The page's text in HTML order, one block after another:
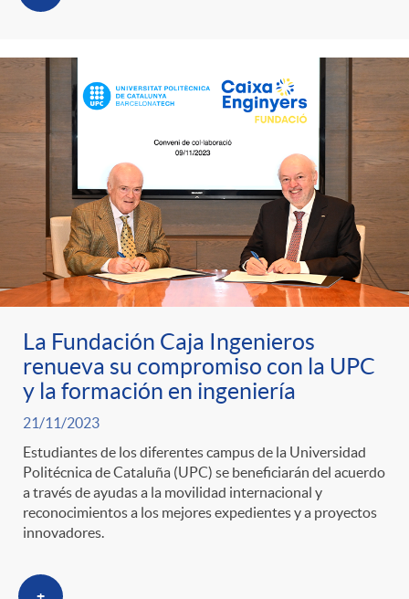
La Fundación Caja Ingenieros
renueva su compromiso con la UPC
y la formación en ingeniería
21/11/2023
Estudiantes de los diferentes campus de la Universidad
Politécnica de Cataluña (UPC) se beneficiarán del acuerdo
a través de ayudas a la movilidad internacional y
reconocimientos a los mejores expedientes y a proyectos
innovadores.